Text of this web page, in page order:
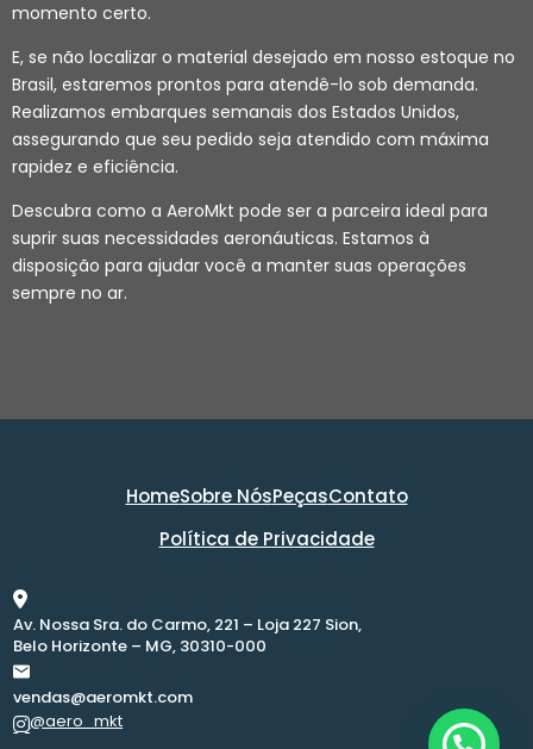
momento certo.
E, se não localizar o material desejado em nosso estoque no
Brasil, estaremos prontos para atendê-lo sob demanda.
Realizamos embarques semanais dos Estados Unidos,
assegurando que seu pedido seja atendido com máxima
rapidez e eficiência.
Descubra como a AeroMkt pode ser a parceira ideal para
suprir suas necessidades aeronáuticas. Estamos à
disposição para ajudar você a manter suas operações
sempre no ar.
HomeSobre NósPeçasContato
Política de Privacidade
Av. Nossa Sra. do Carmo, 221 – Loja 227 Sion,
Belo Horizonte – MG, 30310-000
vendas@aeromkt.com
@aero_mkt